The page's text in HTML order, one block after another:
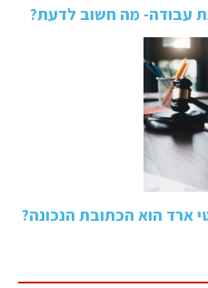
עבודה- מה חשוב לדעת?
ארד הוא הכתובת הנכונה?